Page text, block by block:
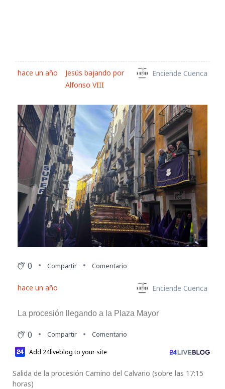
hace un año
Jesús bajando por
Alfonso VIII
Enciende Cuenca
0 Compartir Comentario
hace un año Enciende Cuenca
La procesión llegando a la Plaza Mayor
0 Compartir Comentario
Add 24liveblog to your site
Salida de la procesión Camino del Calvario (sobre las 17:15
horas)